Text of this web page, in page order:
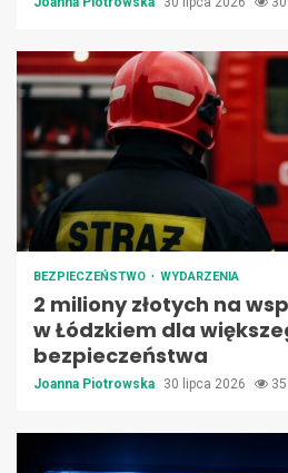
BEZPIECZEŃSTWO WYDARZENIA
2 miliony złotych na
w Łódzkiem dla
bezpieczeństwa
Joanna Piotrowska 30 lipca 2026 35